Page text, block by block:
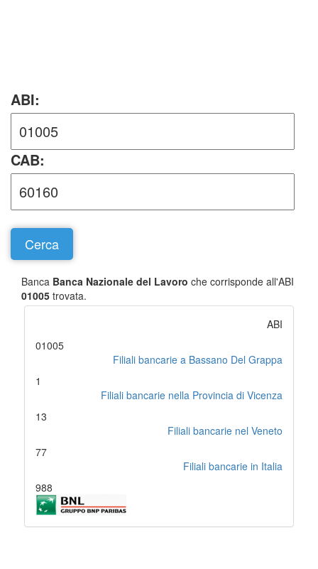
ABI:
CAB:
Banca Banca Nazionale del Lavoro che corrisponde all'ABI
01005 trovata.
ABI
01005
Filiali bancarie a Bassano Del Grappa
1
Filiali bancarie nella Provincia di Vicenza
13
Filiali bancarie nel Veneto
77
Filiali bancarie in Italia
988